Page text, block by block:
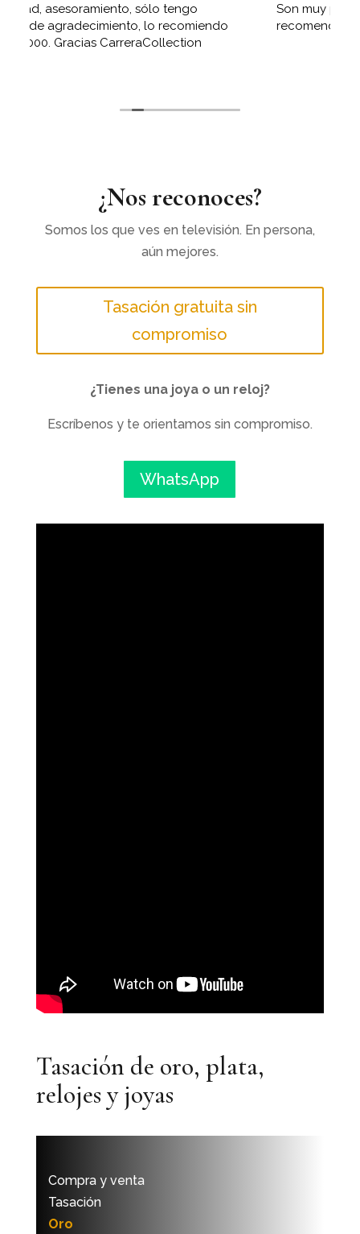
Son muy profesionales y serios. Muy
recomendables
¿Nos reconoces?
Somos los que ves en televisión. En persona,
aún mejores.
Tasación gratuita sin
compromiso
¿Tienes una joya o un reloj?
Escríbenos y te orientamos sin compromiso.
WhatsApp
Tasación de oro, plata,
relojes y joyas
Compra y venta
Tasación
Oro